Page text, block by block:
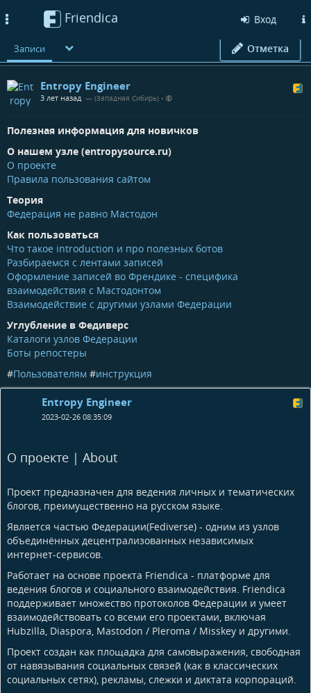
Friendica Вход
Записи Отметка
Entropy Engineer
3 лет назад — (Западная Сибирь) •
Полезная информация для новичков
О нашем узле (entropysource.ru)
О проекте
Правила пользования сайтом
Теория
Федерация не равно Мастодон
Как пользоваться
Что такое introduction и про полезных ботов
Разбираемся с лентами записей
Оформление записей во Френдике - специфика
взаимодействия с Мастодонтом
Взаимодействие с другими узлами Федерации
Углубление в Федиверс
Каталоги узлов Федерации
Боты репостеры
#Пользователям #инструкция
Entropy Engineer
2023-02-26 08:35:09
О проекте | About
Проект предназначен для ведения личных и тематических
блогов, преимущественно на русском языке.
Является частью Федерации(Fediverse) - одним из узлов
объединённых децентрализованных независимых
интернет-сервисов.
Работает на основе проекта Friendica - платформе для
ведения блогов и социального взаимодействия. Friendica
поддерживает множество протоколов Федерации и умеет
взаимодействовать со всеми его проектами, включая
Hubzilla, Diaspora, Mastodon / Pleroma / Misskey и другими.
Проект создан как площадка для самовыражения, свободная
от навязывания социальных связей (как в классических
социальных сетях), рекламы, слежки и диктата корпораций.